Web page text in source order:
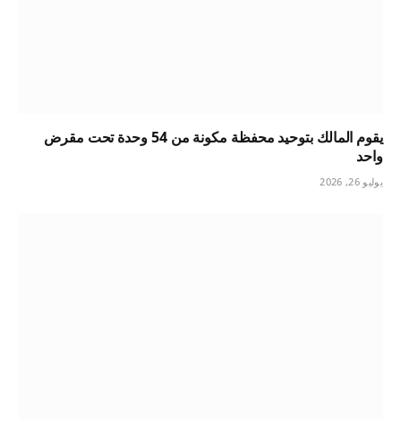
يقوم المالك بتوحيد محفظة مكونة من 54 وحدة تحت مقرض
واحد
يوليو 26, 2026